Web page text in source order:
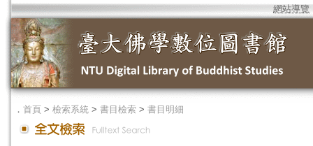
網站導覽
． 首頁 > 檢索系統 > 書目檢索 > 書目明細